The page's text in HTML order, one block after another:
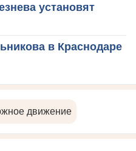
установят
в Краснодаре
движение